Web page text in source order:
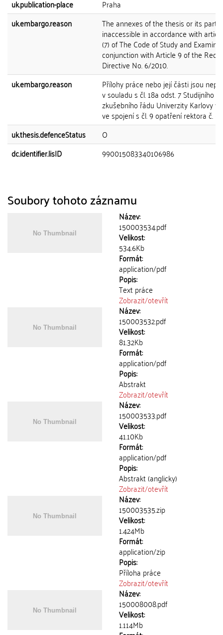
uk.publication-place
Praha
uk.embargo.reason
The annexes of the thesis or its part
inaccessible in accordance with
(7) of The Code of Study and
conjunction with Article 9 of the
Directive No. 6/2010.
uk.embargo.reason
Přílohy práce nebo její části jsou
v souladu s čl. 18a odst. 7 Studijního a
zkušebního řádu Univerzity Karlovy v
ve spojení s čl. 9 opatření rektora č.
uk.thesis.defenceStatus
O
dc.identifier.lisID
990015083340106986
Soubory tohoto záznamu
Název:
150003534.pdf
Velikost:
534.6Kb
Formát:
application/pdf
Popis:
Text práce
Zobrazit/otevřít
Název:
150003532.pdf
Velikost:
81.32Kb
Formát:
application/pdf
Popis:
Abstrakt
Zobrazit/otevřít
Název:
150003533.pdf
Velikost:
41.10Kb
Formát:
application/pdf
Popis:
Abstrakt (anglicky)
Zobrazit/otevřít
Název:
150003535.zip
Velikost:
1.424Mb
Formát:
application/zip
Popis:
Příloha práce
Zobrazit/otevřít
Název:
150008008.pdf
Velikost:
1.114Mb